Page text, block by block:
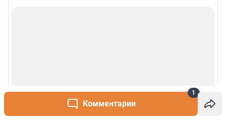
Комментарии
1